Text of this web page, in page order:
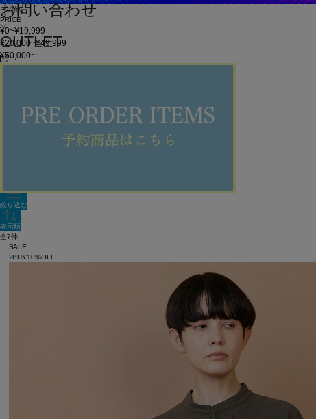
お問い合わせ
OUTLET
その他
PRICE
¥0~¥19,999
¥20,000~¥49,999
¥50,000~
在庫
新着順
絞り込む
表示順
全7件
SALE
2BUY10%OFF